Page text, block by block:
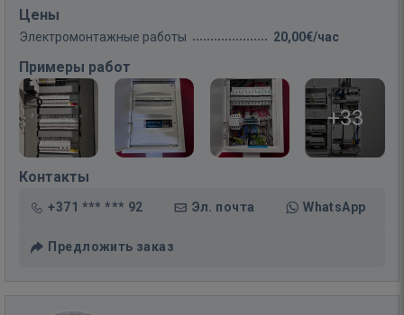
Цены
Электромонтажные работы 20,00€/час
Примеры работ
+33
Контакты
+371 *** *** 92 Эл. почта WhatsApp
Предложить заказ